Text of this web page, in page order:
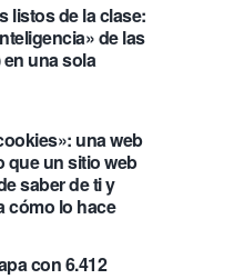
listos de la clase:
de las
una sola
una web
que un sitio web
saber de ti y
cómo lo hace
con 6.412